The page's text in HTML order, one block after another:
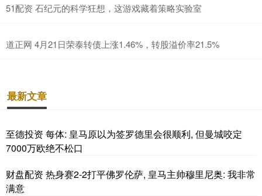
51配资 石纪元的科学狂想，这游戏藏着策略实验室
道正网 4月21日荣泰转债上涨1.46%，转股溢价率21.5%
最新文章
至德投资 每体: 皇马原以为签罗德里会很顺利, 但曼城咬定
7000万欧绝不松口
财盘配资 热身赛2-2打平佛罗伦萨, 皇马主帅穆里尼奥: 我非常
满意